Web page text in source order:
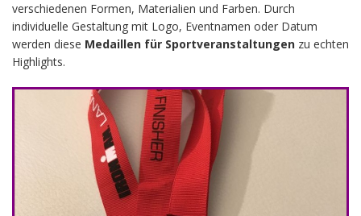
verschiedenen Formen, Materialien und Farben. Durch
individuelle Gestaltung mit Logo, Eventnamen oder Datum
werden diese Medaillen für Sportveranstaltungen zu echten
Highlights.